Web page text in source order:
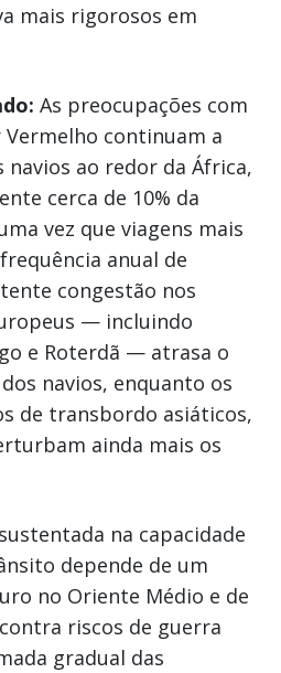
mais rigorosos em
As preocupações com
Vermelho continuam a
navios ao redor da África,
cerca de 10% da
vez que viagens mais
anual de
congestão nos
— incluindo
e Roterdã — atrasa o
navios, enquanto os
de transbordo asiáticos,
ainda mais os
na capacidade
depende de um
no Oriente Médio e de
riscos de guerra
gradual das